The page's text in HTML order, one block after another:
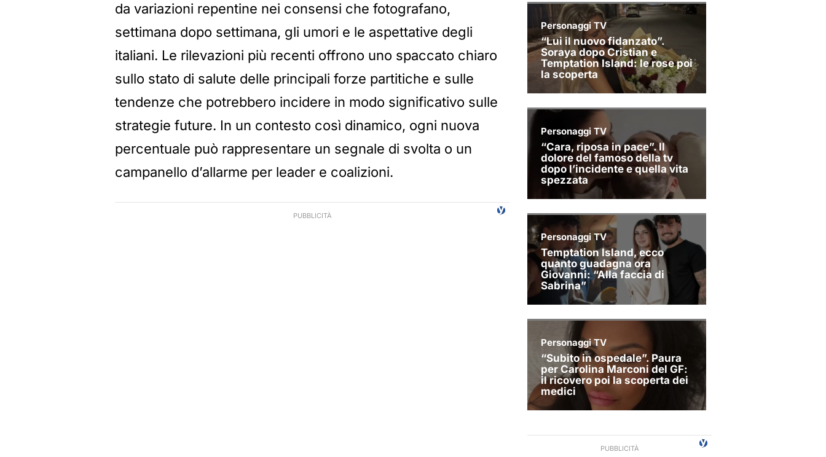
da variazioni repentine nei consensi che fotografano,
settimana dopo settimana, gli umori e le aspettative degli
italiani. Le rilevazioni più recenti offrono uno spaccato chiaro
sullo stato di salute delle principali forze partitiche e sulle
tendenze che potrebbero incidere in modo significativo sulle
strategie future. In un contesto così dinamico, ogni nuova
percentuale può rappresentare un segnale di svolta o un
campanello d’allarme per leader e coalizioni.